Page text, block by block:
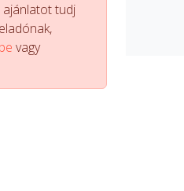
ajánlatot tudj
vagy